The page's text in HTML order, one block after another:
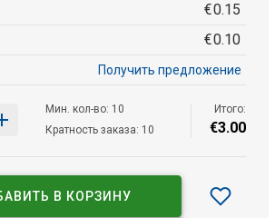
€0.15
€0.10
Получить предложение
Мин. кол-во: 10
Кратность заказа: 10
Итого:
€3.00
В КОРЗИНУ